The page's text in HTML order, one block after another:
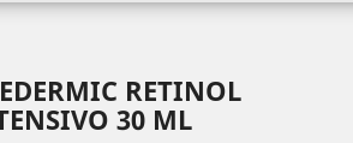
RETINOL
30 ML